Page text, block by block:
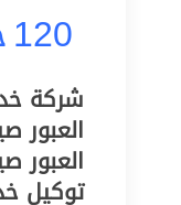
120
شركة
العبور
العبور
توكيل